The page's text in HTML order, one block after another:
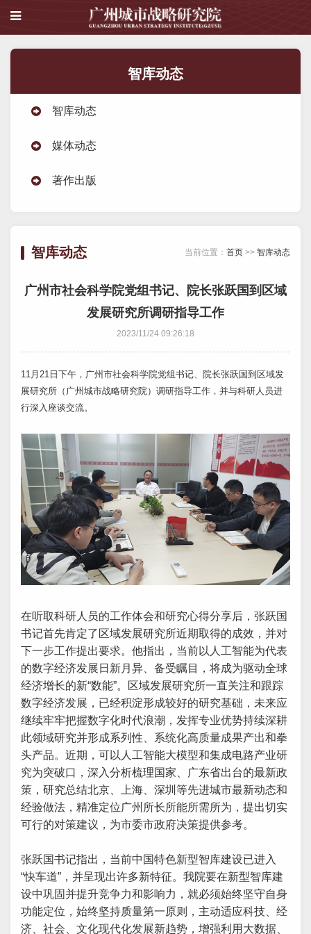
智库动态
智库动态
媒体动态
著作出版
智库动态 当前位置： 首页 >> 智库动态
广州市社会科学院党组书记、院长张跃国到区域
发展研究所调研指导工作
2023/11/24 09:26:18
11月21日下午，广州市社会科学院党组书记、院长张跃国到区域发
展研究所（广州城市战略研究院）调研指导工作，并与科研人员进
行深入座谈交流。
在听取科研人员的工作体会和研究心得分享后，张跃国
书记首先肯定了区域发展研究所近期取得的成效，并对
下一步工作提出要求。他指出，当前以人工智能为代表
的数字经济发展日新月异、备受瞩目，将成为驱动全球
经济增长的新“数能”。区域发展研究所一直关注和跟踪
数字经济发展，已经积淀形成较好的研究基础，未来应
继续牢牢把握数字化时代浪潮，发挥专业优势持续深耕
此领域研究并形成系列性、系统化高质量成果产出和拳
头产品。近期，可以人工智能大模型和集成电路产业研
究为突破口，深入分析梳理国家、广东省出台的最新政
策，研究总结北京、上海、深圳等先进城市最新动态和
经验做法，精准定位广州所长所能所需所为，提出切实
可行的对策建议，为市委市政府决策提供参考。
张跃国书记指出，当前中国特色新型智库建设已进入
“快车道”，并呈现出许多新特征。我院要在新型智库建
设中巩固并提升竞争力和影响力，就必须始终坚守自身
功能定位，始终坚持质量第一原则，主动适应科技、经
济、社会、文化现代化发展新趋势，增强利用大数据、